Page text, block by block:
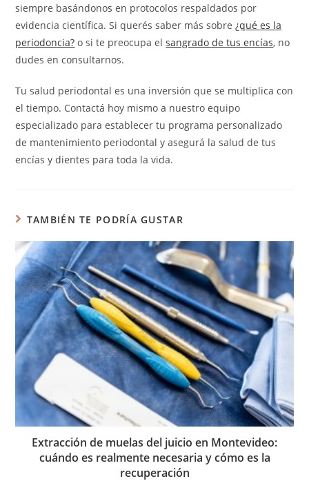
siempre basándonos en protocolos respaldados por
evidencia científica. Si querés saber más sobre ¿qué es la
periodoncia? o si te preocupa elsangrado de tus encías, no
dudes en consultarnos.
Tu salud periodontal es una inversión que se multiplica con
el tiempo. Contactá hoy mismo a nuestro equipo
especializado para establecer tu programa personalizado
de mantenimiento periodontal y asegurá la salud de tus
encías y dientes para toda la vida.
TAMBIÉN TE PODRÍA GUSTAR
Extracción de muelas del juicio en Montevideo:
cuándo es realmente necesaria y cómo es la
recuperación